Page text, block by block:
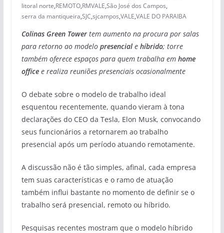
litoral norte,REMOTO,RMVALE,São José dos Campos,
serra da mantiqueira,SJC,sjcampos,VALE,VALE DO PARAIBA
Colinas Green Tower tem aumento na procura por salas
para retorno ao modelo presencial e híbrido; torre
também oferece espaços para quem trabalha em home
officee realiza reuniões presenciais ocasionalmente
O debate sobre o modelo de trabalho ideal
esquentou recentemente, quando vieram à tona
declarações do CEO da Tesla, Elon Musk, convocando
seus funcionários a retornarem ao trabalho
presencial após um período atuando remotamente.
A discussão não é tão simples, afinal, cada empresa
tem suas características e o ramo de atuação
também influi bastante no momento de definir se o
trabalho será presencial, remoto ou híbrido.
Pesquisas recentes mostram que o modelo híbrido